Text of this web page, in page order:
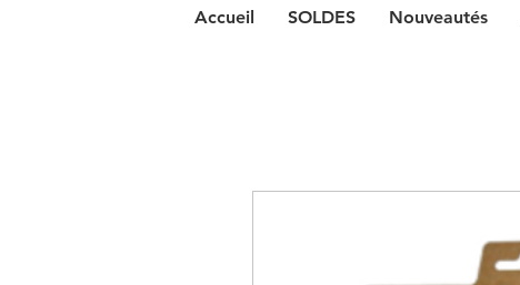
Accueil SOLDES Nouveautés